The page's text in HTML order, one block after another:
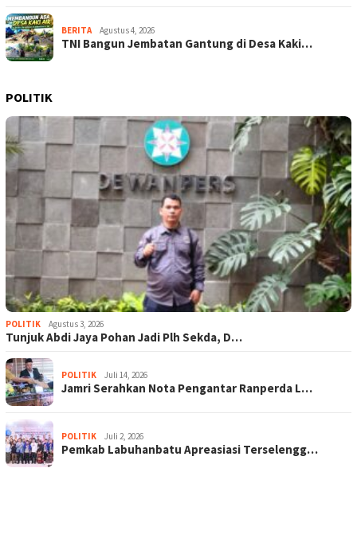
BERITA Agustus 4, 2026
TNI Bangun Jembatan Gantung di Desa Kaki…
POLITIK
POLITIK Agustus 3, 2026
Tunjuk Abdi Jaya Pohan Jadi Plh Sekda, D…
POLITIK Juli 14, 2026
Jamri Serahkan Nota Pengantar Ranperda L…
POLITIK Juli 2, 2026
Pemkab Labuhanbatu Apreasiasi Terselengg…